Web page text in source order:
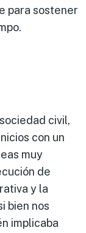
para sostener
civil,
con un
muy
de
y la
bien nos
implicaba